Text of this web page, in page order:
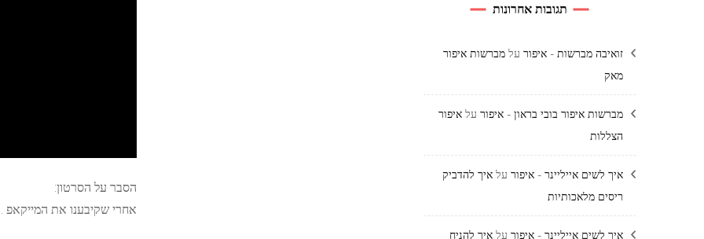
הסבר על הסרטון:
אחרי שקיבענו את המייקאפ …
תגובות אחרונות
זואיבה מברשות - איפור על מברשות איפור
מאק
מברשות איפור בובי בראון - איפור על איפור
הצללות
איך לשים אייליינר - איפור על איך להדביק
ריסים מלאכותיות
איך לשים אייליינר - איפור על איך להניח